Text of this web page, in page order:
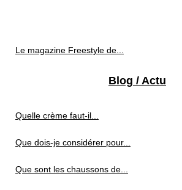
Le magazine Freestyle de...
Blog / Actu
Quelle crème faut-il...
Que dois-je considérer pour...
Que sont les chaussons de...